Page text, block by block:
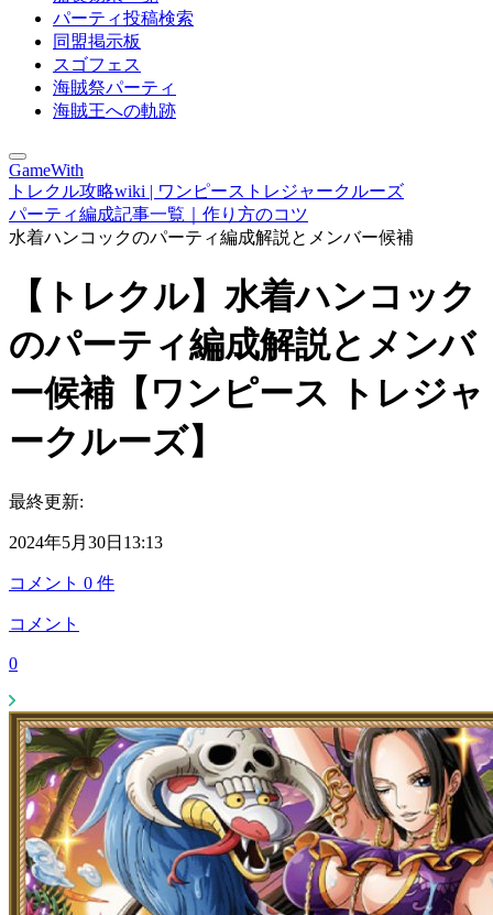
パーティ投稿検索
同盟掲示板
スゴフェス
海賊祭パーティ
海賊王への軌跡
GameWith
トレクル攻略wiki | ワンピーストレジャークルーズ
パーティ編成記事一覧｜作り方のコツ
水着ハンコックのパーティ編成解説とメンバー候補
【トレクル】水着ハンコック
のパーティ編成解説とメンバ
ー候補【ワンピース トレジャ
ークルーズ】
最終更新:
2024年5月30日13:13
コメント 0 件
コメント
0